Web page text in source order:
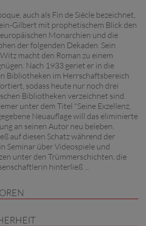
auch als Fin de Siècle bezeichnet,
Gilbert mit prophetischem Blick den
Monarchien und die
der folgenden Dekaden. Sein
macht den Roman zu einem
Nach 1933 geriet er in die
Bibliotheken im Herrschaftsbereich
sodass heute nur noch drei
Bibliotheken verzeichnet sind.
unter dem Titel "Seine Exzellenz,
Neuauflage will das eliminierte
an seinen Autor neu beleben.
auf diesen Schatz während der
Seminar über Videospiele und
unter den Trümmerschichten, die
hinterließ ...